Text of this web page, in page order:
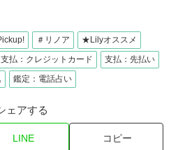
＃リノア
★Lilyオススメ
支払：クレジットカード
支払：先払い
鑑定：電話占い
ェアする
LINE コピー